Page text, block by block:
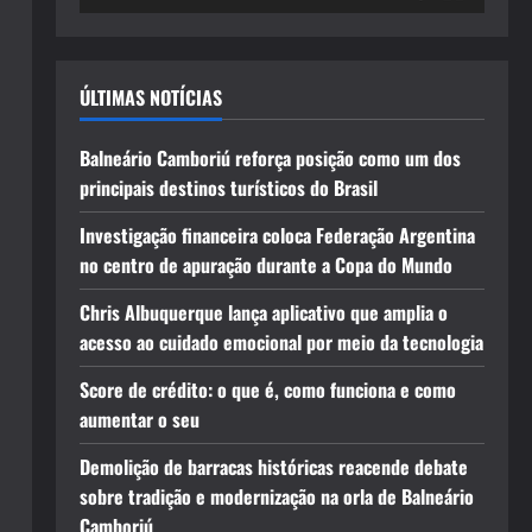
ÚLTIMAS NOTÍCIAS
Balneário Camboriú reforça posição como um dos
principais destinos turísticos do Brasil
Investigação financeira coloca Federação Argentina
no centro de apuração durante a Copa do Mundo
Chris Albuquerque lança aplicativo que amplia o
acesso ao cuidado emocional por meio da tecnologia
Score de crédito: o que é, como funciona e como
aumentar o seu
Demolição de barracas históricas reacende debate
sobre tradição e modernização na orla de Balneário
Camboriú